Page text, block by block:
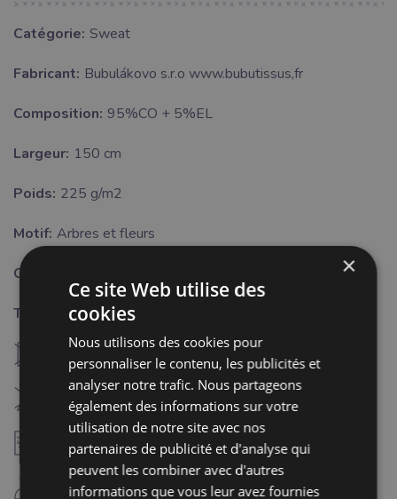
Catégorie: Sweat
Fabricant: Bubulákovo s.r.o www.bubutissus,fr
Composition: 95%CO + 5%EL
Largeur: 150 cm
Poids: 225 g/m2
Motif: Arbres et fleurs
Couleur:
Traitement:
U ne pas sécher à machine
H Blanchiment interdit
A coagulation 5-10%
repassage fer froid (110°C)
Cette notification doit être désactivée pour:
×
Ce site Web utilise des
cookies
Nous utilisons des cookies pour
personnaliser le contenu, les publicités et
analyser notre trafic. Nous partageons
également des informations sur votre
utilisation de notre site avec nos
partenaires de publicité et d'analyse qui
peuvent les combiner avec d'autres
informations que vous leur avez fournies